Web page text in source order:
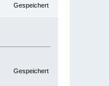
Gespeichert
Gespeichert